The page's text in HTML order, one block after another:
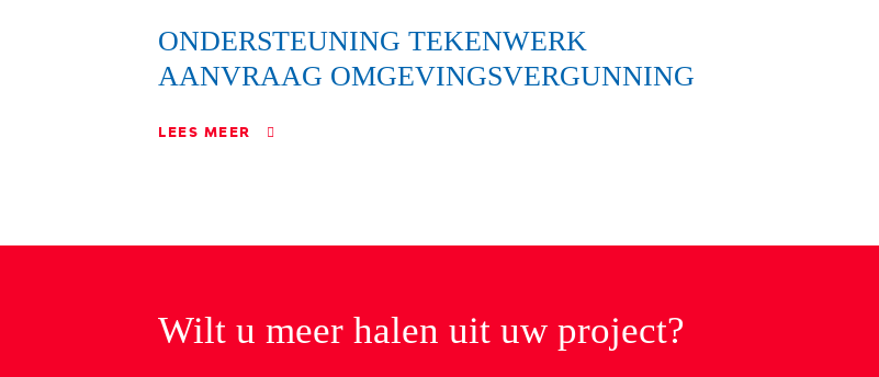
ONDERSTEUNING TEKENWERK
AANVRAAG OMGEVINGSVERGUNNING
LEES MEER
Wilt u meer halen uit uw project?